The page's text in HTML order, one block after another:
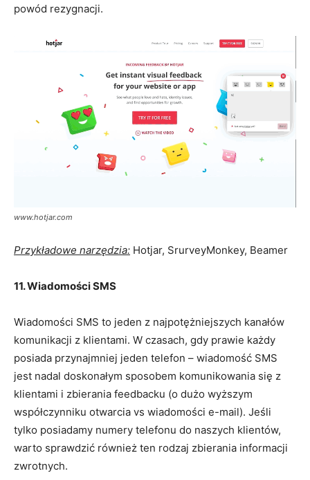
powód rezygnacji.
www.hotjar.com
Przykładowe narzędzia: Hotjar, SrurveyMonkey, Beamer
11. Wiadomości SMS
Wiadomości SMS to jeden z najpotężniejszych kanałów
komunikacji z klientami. W czasach, gdy prawie każdy
posiada przynajmniej jeden telefon – wiadomość SMS
jest nadal doskonałym sposobem komunikowania się z
klientami i zbierania feedbacku (o dużo wyższym
współczynniku otwarcia vs wiadomości e-mail). Jeśli
tylko posiadamy numery telefonu do naszych klientów,
warto sprawdzić również ten rodzaj zbierania informacji
zwrotnych.